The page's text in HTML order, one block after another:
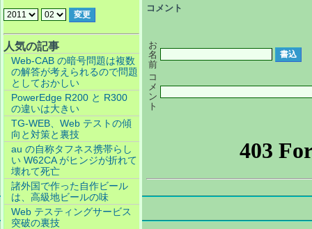
コメント
お
名
前
コ
メ
ン
ト
人気の記事
Web-CAB の暗号問題は複数
の解答が考えられるので問題
としておかしい
PowerEdge R200 と R300
の違いは大きい
TG-WEB、Web テストの傾
向と対策と裏技
au の自称タフネス携帯らし
い W62CA がヒンジが折れて
壊れて死亡
諸外国で作った自作ビール
は、高級地ビールの味
Web テスティングサービス
突破の裏技